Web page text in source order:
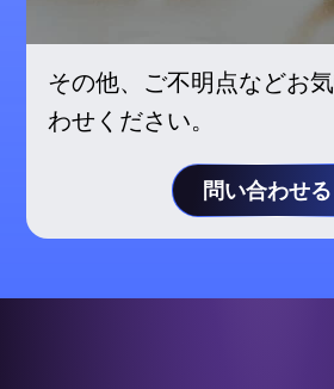
その他、ご不明点などお
わせください。
問い合わせる